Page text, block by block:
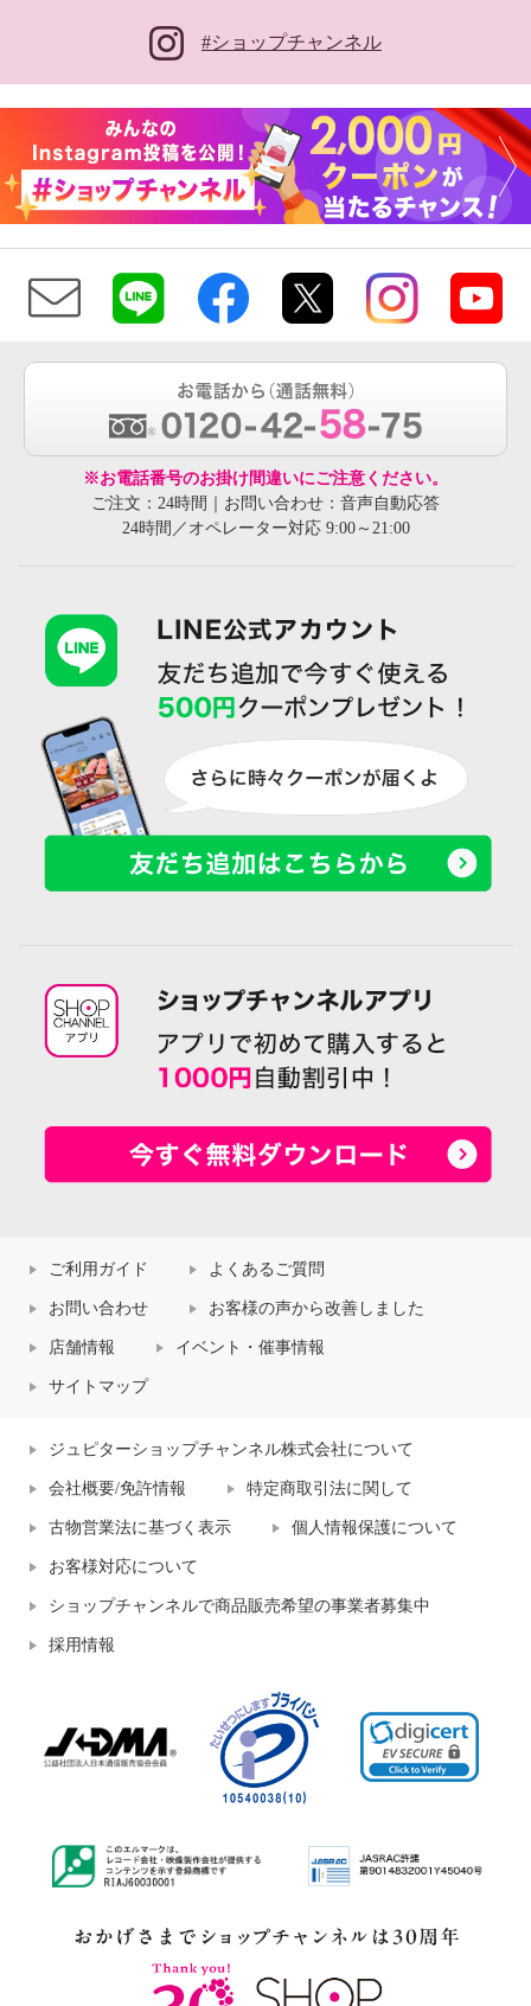
#ショップチャンネル
※お電話番号のお掛け間違いにご注意ください。
ご注文：24時間｜お問い合わせ：音声自動応答
24時間／オペレーター対応 9:00～21:00
ご利用ガイド よくあるご質問
お問い合わせ お客様の声から改善しました
店舗情報 イベント・催事情報
サイトマップ
ジュピターショップチャンネル株式会社について
会社概要/免許情報 特定商取引法に関して
古物営業法に基づく表示 個人情報保護について
お客様対応について
ショップチャンネルで商品販売希望の事業者募集中
採用情報